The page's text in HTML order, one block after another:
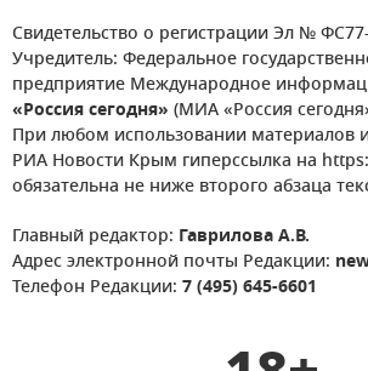
Свидетельство о регистрации Эл №
Учредитель: Федеральное
предприятие Международное
«Россия сегодня» (МИА «Россия
При любом использовании материалов
РИА Новости Крым гиперссылка на
обязательна не ниже второго абзаца
Главный редактор: Гаврилова А.В.
Адрес электронной почты Редакции:
Телефон Редакции: 7 (495) 645-6601